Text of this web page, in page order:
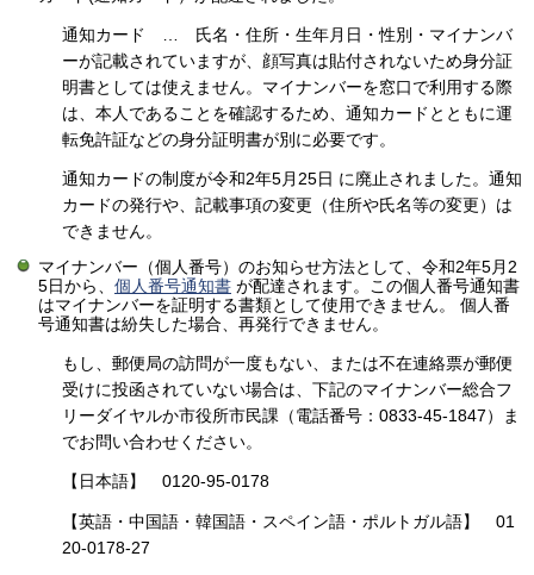
通知カード … 氏名・住所・生年月日・性別・マイナンバ
ーが記載されていますが、顔写真は貼付されないため身分証
明書としては使えません。マイナンバーを窓口で利用する際
は、本人であることを確認するため、通知カードとともに運
転免許証などの身分証明書が別に必要です。
通知カードの制度が令和2年5月25日 に廃止されました。通知
カードの発行や、記載事項の変更（住所や氏名等の変更）は
できません。
マイナンバー（個人番号）のお知らせ方法として、令和2年5月2
5日から、 個人番号通知書 が配達されます。この個人番号通知書
はマイナンバーを証明する書類として使用できません。 個人番
号通知書は紛失した場合、再発行できません。
もし、郵便局の訪問が一度もない、または不在連絡票が郵便
受けに投函されていない場合は、下記のマイナンバー総合フ
リーダイヤルか市役所市民課（電話番号：0833-45-1847）ま
でお問い合わせください。
【日本語】 0120-95-0178
【英語・中国語・韓国語・スペイン語・ポルトガル語】 01
20-0178-27